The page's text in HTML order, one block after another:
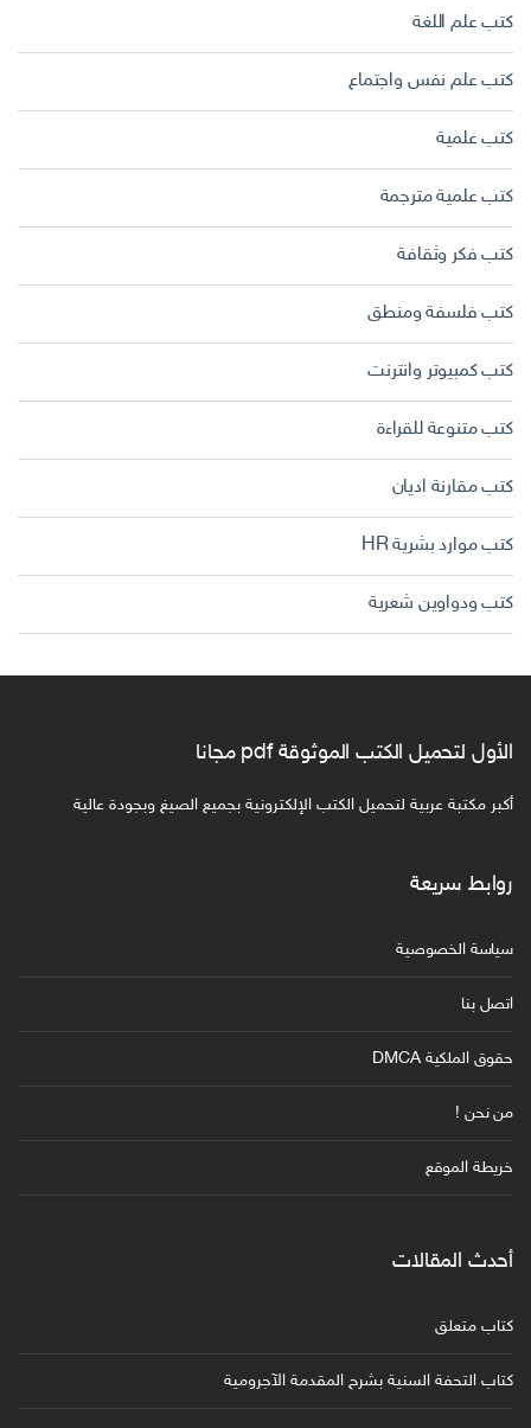
كتب علم اللغة
كتب علم نفس واجتماع
كتب علمية
كتب علمية مترجمة
كتب فكر وثقافة
كتب فلسفة ومنطق
كتب كمبيوتر وانترنت
كتب متنوعة للقراءة
كتب مقارنة اديان
كتب موارد بشرية HR
كتب ودواوين شعرية
الأول لتحميل الكتب الموثوقة pdf مجانا
أكبر مكتبة عربية لتحميل الكتب الإلكترونية بجميع الصيغ وبجودة عالية
روابط سريعة
سياسة الخصوصية
اتصل بنا
حقوق الملكية DMCA
من نحن !
خريطة الموقع
أحدث المقالات
كتاب متعلق
كتاب التحفة السنية بشرح المقدمة الآجرومية